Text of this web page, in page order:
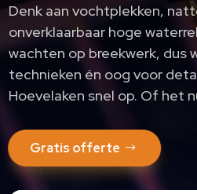
Denk aan vochtplekken,
onverklaarbaar hoge
wachten op breekwerk, dus
technieken én oog voor
Hoevelaken snel op.​ Of het
Gratis offerte